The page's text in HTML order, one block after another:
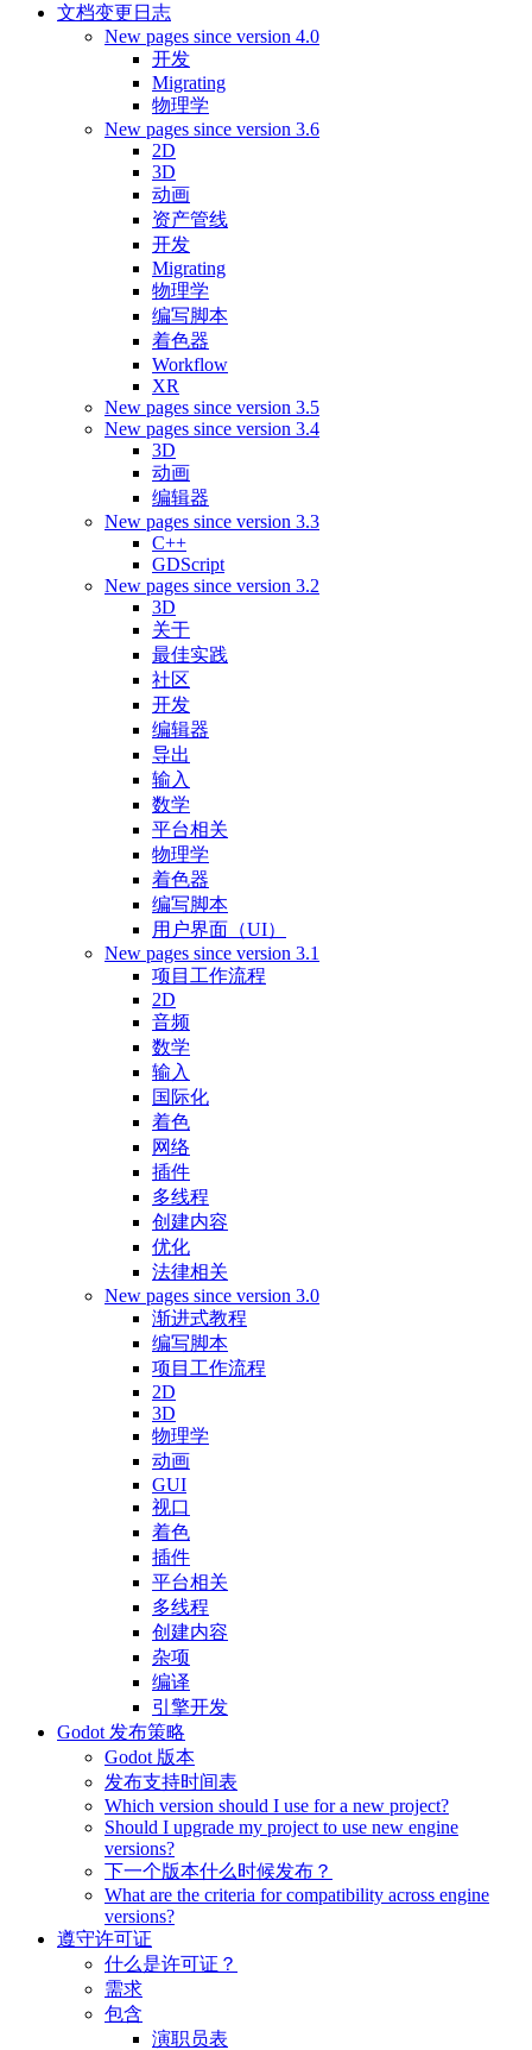
文档变更日志
New pages since version 4.0
开发
Migrating
物理学
New pages since version 3.6
2D
3D
动画
资产管线
开发
Migrating
物理学
编写脚本
着色器
Workflow
XR
New pages since version 3.5
New pages since version 3.4
3D
动画
编辑器
New pages since version 3.3
C++
GDScript
New pages since version 3.2
3D
关于
最佳实践
社区
开发
编辑器
导出
输入
数学
平台相关
物理学
着色器
编写脚本
用户界面（UI）
New pages since version 3.1
项目工作流程
2D
音频
数学
输入
国际化
着色
网络
插件
多线程
创建内容
优化
法律相关
New pages since version 3.0
渐进式教程
编写脚本
项目工作流程
2D
3D
物理学
动画
GUI
视口
着色
插件
平台相关
多线程
创建内容
杂项
编译
引擎开发
Godot 发布策略
Godot 版本
发布支持时间表
Which version should I use for a new project?
Should I upgrade my project to use new engine
versions?
下一个版本什么时候发布？
What are the criteria for compatibility across engine
versions?
遵守许可证
什么是许可证？
需求
包含
演职员表